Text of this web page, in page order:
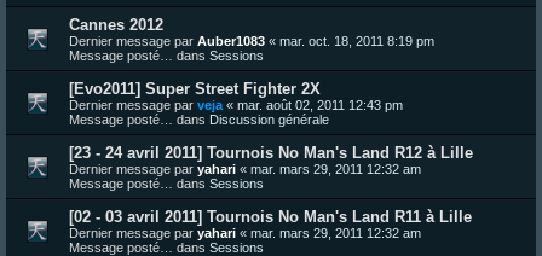
Cannes 2012
Dernier message par Auber1083 « mar. oct. 18, 2011 8:19 pm
Message posté… dans Sessions
[Evo2011] Super Street Fighter 2X
Dernier message par veja « mar. août 02, 2011 12:43 pm
Message posté… dans Discussion générale
[23 - 24 avril 2011] Tournois No Man's Land R12 à Lille
Dernier message par yahari « mar. mars 29, 2011 12:32 am
Message posté… dans Sessions
[02 - 03 avril 2011] Tournois No Man's Land R11 à Lille
Dernier message par yahari « mar. mars 29, 2011 12:32 am
Message posté… dans Sessions